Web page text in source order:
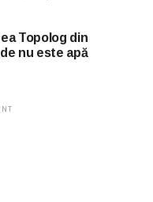
Topolog din
nu este apă